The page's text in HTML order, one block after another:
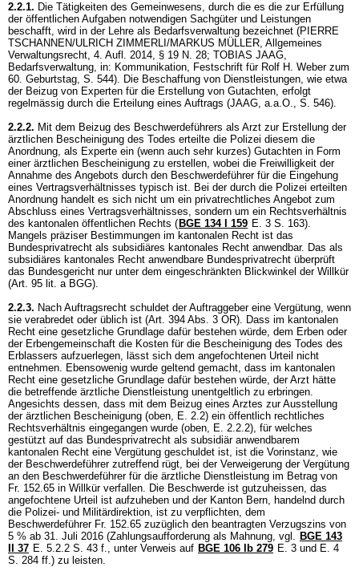
2.2.1. Die Tätigkeiten des Gemeinwesens, durch die es die zur Erfüllung
der öffentlichen Aufgaben notwendigen Sachgüter und Leistungen
beschafft, wird in der Lehre als Bedarfsverwaltung bezeichnet (PIERRE
TSCHANNEN/ULRICH ZIMMERLI/MARKUS MÜLLER, Allgemeines
Verwaltungsrecht, 4. Aufl. 2014, § 19 N. 28; TOBIAS JAAG,
Bedarfsverwaltung, in: Kommunikation, Festschrift für Rolf H. Weber zum
60. Geburtstag, S. 544). Die Beschaffung von Dienstleistungen, wie etwa
der Beizug von Experten für die Erstellung von Gutachten, erfolgt
regelmässig durch die Erteilung eines Auftrags (JAAG, a.a.O., S. 546).
2.2.2. Mit dem Beizug des Beschwerdeführers als Arzt zur Erstellung der
ärztlichen Bescheinigung des Todes erteilte die Polizei diesem die
Anordnung, als Experte ein (wenn auch sehr kurzes) Gutachten in Form
einer ärztlichen Bescheinigung zu erstellen, wobei die Freiwilligkeit der
Annahme des Angebots durch den Beschwerdeführer für die Eingehung
eines Vertragsverhältnisses typisch ist. Bei der durch die Polizei erteilten
Anordnung handelt es sich nicht um ein privatrechtliches Angebot zum
Abschluss eines Vertragsverhältnisses, sondern um ein Rechtsverhältnis
des kantonalen öffentlichen Rechts ( BGE 134 I 159 E. 3 S. 163).
Mangels präziser Bestimmungen im kantonalen Recht ist das
Bundesprivatrecht als subsidiäres kantonales Recht anwendbar. Das als
subsidiäres kantonales Recht anwendbare Bundesprivatrecht überprüft
das Bundesgericht nur unter dem eingeschränkten Blickwinkel der Willkür
(Art. 95 lit. a BGG).
2.2.3. Nach Auftragsrecht schuldet der Auftraggeber eine Vergütung, wenn
sie verabredet oder üblich ist (Art. 394 Abs. 3 OR). Dass im kantonalen
Recht eine gesetzliche Grundlage dafür bestehen würde, dem Erben oder
der Erbengemeinschaft die Kosten für die Bescheinigung des Todes des
Erblassers aufzuerlegen, lässt sich dem angefochtenen Urteil nicht
entnehmen. Ebensowenig wurde geltend gemacht, dass im kantonalen
Recht eine gesetzliche Grundlage dafür bestehen würde, der Arzt hätte
die betreffende ärztliche Dienstleistung unentgeltlich zu erbringen.
Angesichts dessen, dass mit dem Beizug eines Arztes zur Ausstellung
der ärztlichen Bescheinigung (oben, E. 2.2) ein öffentlich rechtliches
Rechtsverhältnis eingegangen wurde (oben, E. 2.2.2), für welches
gestützt auf das Bundesprivatrecht als subsidiär anwendbarem
kantonalen Recht eine Vergütung geschuldet ist, ist die Vorinstanz, wie
der Beschwerdeführer zutreffend rügt, bei der Verweigerung der Vergütung
an den Beschwerdeführer für die ärztliche Dienstleistung im Betrag von
Fr. 152.65 in Willkür verfallen. Die Beschwerde ist gutzuheissen, das
angefochtene Urteil ist aufzuheben und der Kanton Bern, handelnd durch
die Polizei- und Militärdirektion, ist zu verpflichten, dem
Beschwerdeführer Fr. 152.65 zuzüglich den beantragten Verzugszins von
5 % ab 31. Juli 2016 (Zahlungsaufforderung als Mahnung, vgl. BGE 143
II 37 E. 5.2.2 S. 43 f., unter Verweis auf BGE 106 Ib 279 E. 3 und E. 4
S. 284 ff.) zu leisten.